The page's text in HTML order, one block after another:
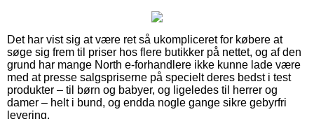
Det har vist sig at være ret så ukompliceret for købere at
søge sig frem til priser hos flere butikker på nettet, og af den
grund har mange North e-forhandlere ikke kunne lade være
med at presse salgspriserne på specielt deres bedst i test
produkter – til børn og babyer, og ligeledes til herrer og
damer – helt i bund, og endda nogle gange sikre gebyrfri
levering.